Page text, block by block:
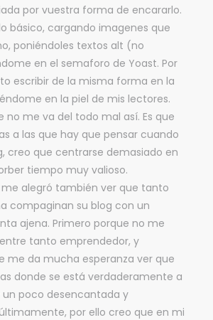
por vuestra forma de encararlo.
básico, cargando imagenes que
poniéndoles textos alt (no
en el semaforo de Yoast. Por
escribir de la misma forma en la
en la piel de mis lectores.
no me va del todo mal así. Es que
a las que hay que pensar cuando
creo que centrarse demasiado en
tiempo muy valioso.
me alegró también ver que tanto
compaginan su blog con un
ajena. Primero porque no me
tanto emprendedor, y
me da mucha esperanza ver que
donde se está verdaderamente a
un poco desencantada y
por ello creo que en mi